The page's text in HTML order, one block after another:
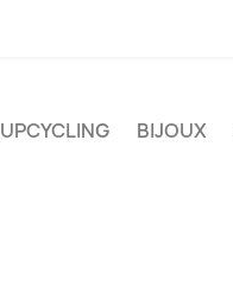
UPCYCLING BIJOUX